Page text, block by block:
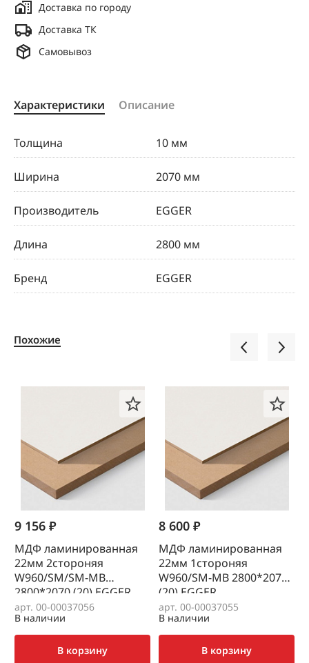
Доставка по городу
Доставка ТК
Самовывоз
Характеристики Описание
Толщина 10 мм
Ширина 2070 мм
Производитель EGGER
Длина 2800 мм
Бренд EGGER
Похожие
9 156 ₽
МДФ ламинированная
22мм 2стороняя
W960/SM/SM-MB
2800*2070 (20) EGGER
арт. 00-00037056
В наличии
В корзину
8 600 ₽
МДФ ламинированная
22мм 1стороняя
W960/SM-MB 2800*2070
(20) EGGER
арт. 00-00037055
В наличии
В корзину